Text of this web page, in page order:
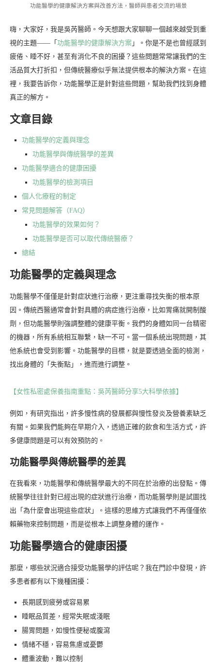
功能醫學的健康解決方案與改善方法，醫師與患者交流的場景
嗨，大家好，我是吳芮醫師。今天想跟大家聊聊一個越來越受到重
視的主題——「 功能醫學的健康解決方案 」。你是不是也曾經感到
疲倦、睡不好，甚至有消化不良的困擾？這些問題常常讓我們的生
活品質大打折扣，但傳統醫療似乎無法提供根本的解決方案。在這
裡，我要告訴你，功能醫學正是針對這些問題，幫助我們找到身體
真正的解方。
文章目錄
功能醫學的定義與理念
功能醫學與傳統醫學的差異
功能醫學適合的健康困擾
功能醫學的檢測項目
個人化療程的制定
常見問題解答（FAQ）
功能醫學的效果如何？
功能醫學是否可以取代傳統醫療？
總結
功能醫學的定義與理念
功能醫學不僅僅是針對症狀進行治療，更注重尋找失衡的根本原
因。傳統西醫通常會針對具體的病症進行治療，比如胃痛就開制酸
劑，但功能醫學則強調整體的健康平衡。我們的身體如同一台精密
的機器，所有系統相互聯繫，缺一不可。當一個系統出現問題，其
他系統也會受到影響。功能醫學的目標，就是要透過全面的檢測，
找出身體的「失衡點」，進而進行調整。
【女性私密處保養指南重點：吳芮醫師分享5大科學依據】
例如，有研究指出，許多慢性病的發展都與慢性發炎及營養素缺乏
有關。如果我們能夠在早期介入，透過正確的飲食和生活方式，許
多健康問題是可以有效預防的。
功能醫學與傳統醫學的差異
在我看來，功能醫學和傳統醫學最大的不同在於治療的出發點。傳
統醫學往往針對已經出現的症狀進行治療，而功能醫學則是試圖找
出「為什麼會出現這些症狀」。這樣的思維方式讓我們不再僅僅依
賴藥物來控制問題，而是從根本上調整身體的運作。
功能醫學適合的健康困擾
那麼，哪些狀況適合接受功能醫學的評估呢？我在門診中發現，許
多患者都有以下幾種困擾：
長期感到疲勞或容易累
睡眠品質差，經常失眠或淺眠
腸胃問題，如慢性便秘或腹瀉
情緒不穩，容易焦慮或憂鬱
體重波動，難以控制